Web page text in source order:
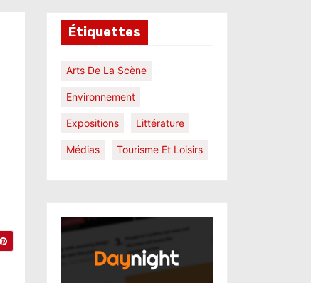
Étiquettes
Arts De La Scène
Environnement
Expositions Littérature
Médias Tourisme Et Loisirs